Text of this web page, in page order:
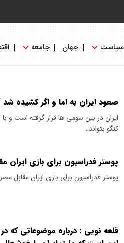
سیاست جهان جامعه
صعود ایران به اما و اگر کشیده
کنگو بتواند…
پوستر فدراسیون برای بازی ایران
پوستر فدراسیون برای بازی ایران مقابل
قلعه نویی : درباره موضوعاتی